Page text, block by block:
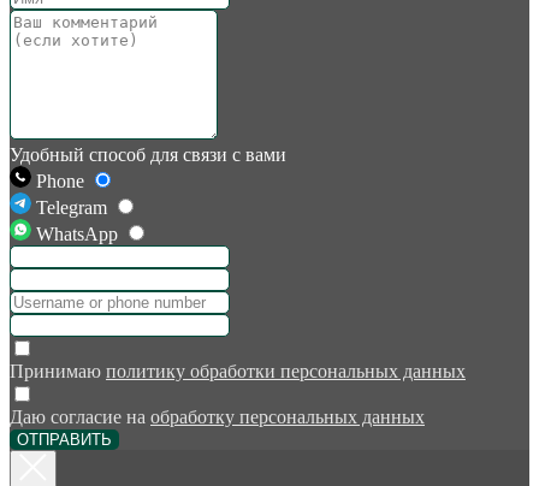
Удобный способ для связи с вами
Phone
Telegram
WhatsApp
Принимаю политику обработки персональных данных
Даю согласие на обработку персональных данных
ОТПРАВИТЬ